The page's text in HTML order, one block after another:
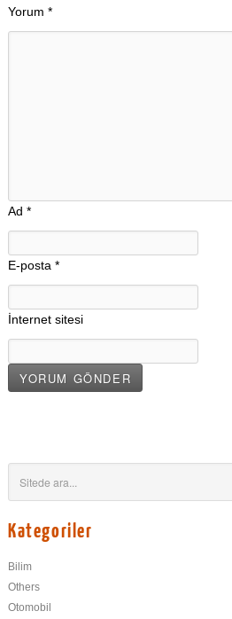
Yorum *
Ad *
E-posta *
İnternet sitesi
Kategoriler
Bilim
Others
Otomobil